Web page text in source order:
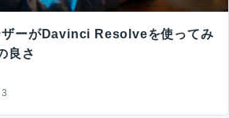
ーがDavinci Resolveを使ってみ
良さ